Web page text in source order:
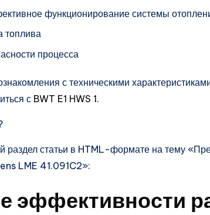
функционирование системы
топлива
процесса
с техническими
с BWT E1 HWS 1.
раздел статьи в HTML-формате на тему
LME 41.091C2»:
эффективности